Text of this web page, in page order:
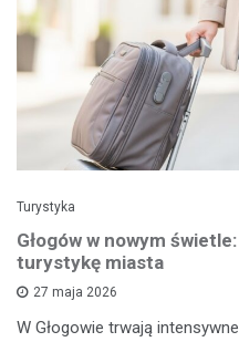
Turystyka
Głogów w nowym
turystykę miasta
27 maja 2026
W Głogowie trwają